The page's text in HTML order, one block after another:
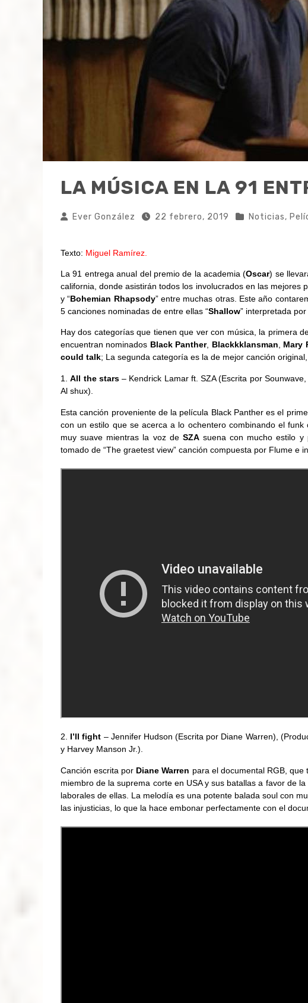
LA MÚSICA EN LA 91
Ever González 22 febrero, 2019 Noticias,
Texto: Miguel Ramírez.
La 91 entrega anual del premio de la academia (Oscar) se
california, donde asistirán todos los involucrados en las mejores
y “Bohemian Rhapsody” entre muchas otras. Este año
5 canciones nominadas de entre ellas “Shallow” interpretada por
Hay dos categorías que tienen que ver con música, la primera
encuentran nominados Black Panther, Blackkklansman Mary
could talk; La segunda categoría es la de mejor canción original,
All the stars– Kendrick Lamar ft. SZA (Escrita por
Al shux).
Esta canción proveniente de la película Black Panther es el
con un estilo que se acerca a lo ochentero combinando el
muy suave mientras la voz deSZAsuena con mucho estilo y
tomado de “The graetest view” canción compuesta por Flume e
I’ll fight – Jennifer Hudson (Escrita por Diane Warren),
y Harvey Manson Jr.).
Canción escrita por Diane Warren para el documental RGB, que
miembro de la suprema corte en USA y sus batallas a favor de
laborales de ellas. La melodía es una potente balada soul con
las injusticias, lo que la hace embonar perfectamente con el